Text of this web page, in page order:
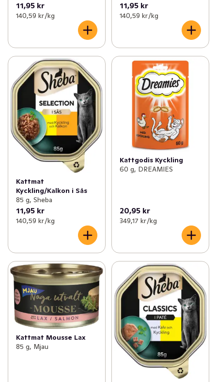
11,95 kr
140,59 kr /kg
11,95 kr
140,59 kr /kg
Kattmat
Kyckling/Kalkon i Sås
85 g, Sheba
11,95 kr
140,59 kr /kg
Kattgodis Kyckling
60 g, DREAMIES
20,95 kr
349,17 kr /kg
Kattmat Mousse Lax
85 g, Mjau